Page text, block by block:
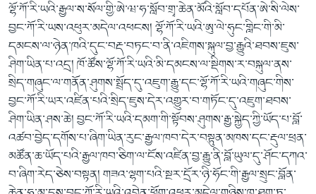
ལྷོ་ཀོ་རི་ཡའི་རྒྱལ་ས་སོལ་གྱི་ཨེ་ཝ་ཧ་སློབ་གྲྭ་ཆེན་མོའི་སློབ་དཔོན་ཨེ་སི་ལེས་
བྱང་ཀོ་རི་ཡས་འཕུར་མདེལ་འཕངས། ལྷོ་ཀོ་རི་ཡའི་ཨུ་ལེ་ཧུང་གླིང་གི་མི་
དམངས་ལ་ཉེན་ཁའི་དུང་བརྡ་བཏང་བ་ནི་འཇིགས་སྐུལ་བྱ་རྒྱུའི་ཐབས་ཇུས་
ཤིག་ཡིན་པ་འདྲ། ཁོ་ཚོས་ལྷོ་ཀོ་རི་ཡའི་མི་དམངས་ལ་སྡིགས་ར་བསྐུལ་ནས་
སྲིད་གཞུང་ལ་གནོན་ཤུགས་སྤྲོད་དུ་འཇུག་རྒྱུ་དང་ལྷོ་ཀོ་རི་ཡའི་གཞུང་གིས་
བྱང་ཀོ་རི་ཡར་འཛིན་པའི་སྲིད་ཇུས་དེར་འགྱུར་བ་གཏོང་དུ་འཇུག་ཐབས་
ཤིག་ཡིན་ཤས་ཆེ། བྱང་ཀོ་རི་ཡའི་དམག་གི་སྟོབས་ཤུགས་རྒྱ་སྐྱེད་ཀྱི་ཡོད་པ་བློ་
འཚབ་བྱེད་དགོས་པ་ཞིག་ཡིན་རུང་རྒྱལ་ཁབ་དེར་བསྟུན་མཁས་དང་རྡུལ་ཕྲན་
མཚོན་ཆ་ཡོད་པའི་རྒྱལ་ཁབ་ཅིག་ལ་ངོས་འཛིན་བྱ་རྒྱུ་ནི་བློ་ཡུལ་དུ་ཤོང་དཀའ་
བ་ཞིག་རེད་ཅེས་བསྟན། གཟའ་ལྷག་པའི་སྔར་དྲོར་ཉི་ཧོང་གི་རྒྱལ་སྲུང་བློན་